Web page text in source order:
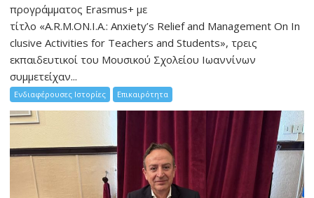
προγράμματος Erasmus+ με
τίτλο «A.R.M.ON.I.A.: Anxiety’s Relief and Management On In
clusive Activities for Teachers and Students», τρεις
εκπαιδευτικοί του Μουσικού Σχολείου Ιωαννίνων
συμμετείχαν...
Ενδιαφέρουσες Ιστορίες Επικαιρότητα